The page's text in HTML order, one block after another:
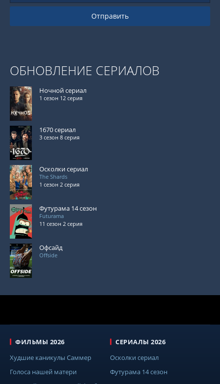
Отправить
ОБНОВЛЕНИЕ СЕРИАЛОВ
Ночной сериал
1 сезон 12 серия
1670 сериал
3 сезон 8 серия
Осколки сериал
The Shards
1 сезон 2 серия
Футурама 14 сезон
Futurama
11 сезон 2 серия
Офсайд
Offside
ФИЛЬМЫ 2026
Худшие каникулы Саммер
Голоса нашей матери
СЕРИАЛЫ 2026
Осколки сериал
Футурама 14 сезон